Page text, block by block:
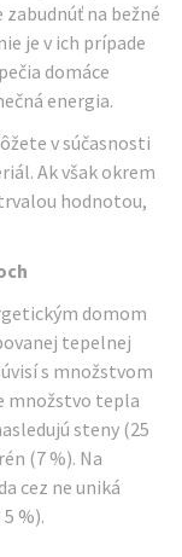
na bežné
je v ich prípade
domáce
energia.
v súčasnosti
Ak však okrem
hodnotou,
domom
tepelnej
s množstvom
množstvo tepla
steny (25
(7 %). Na
cez ne uniká
%).